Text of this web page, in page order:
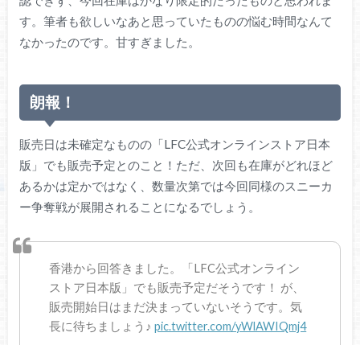
す。筆者も欲しいなあと思っていたものの悩む時間なんて
なかったのです。甘すぎました。
朗報！
販売日は未確定なものの「LFC公式オンラインストア日本
版」でも販売予定とのこと！ただ、次回も在庫がどれほど
あるかは定かではなく、数量次第では今回同様のスニーカ
ー争奪戦が展開されることになるでしょう。
香港から回答きました。「LFC公式オンライン
ストア日本版」でも販売予定だそうです！ が、
販売開始日はまだ決まっていないそうです。気
長に待ちましょう♪pic.twitter.com/yWlAWIQmj4